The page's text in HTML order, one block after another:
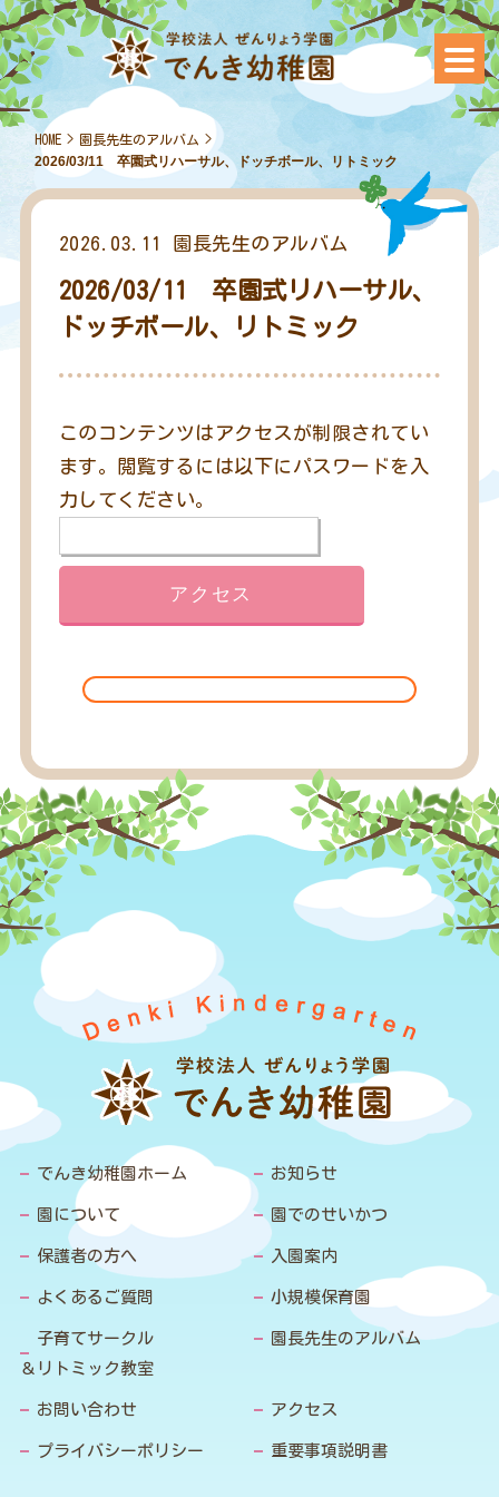
HOME > 園長先生のアルバム >
2026/03/11 卒園式リハーサル、ドッチボール、リトミック
2026.03.11 園長先生のアルバム
2026/03/11 卒園式リハーサル、
ドッチボール、リトミック
このコンテンツはアクセスが制限されてい
ます。閲覧するには以下にパスワードを入
力してください。
でんき幼稚園ホーム お知らせ
園について 園でのせいかつ
保護者の方へ 入園案内
よくあるご質問 小規模保育園
子育てサークル
＆リトミック教室
園長先生のアルバム
お問い合わせ アクセス
プライバシーポリシー 重要事項説明書